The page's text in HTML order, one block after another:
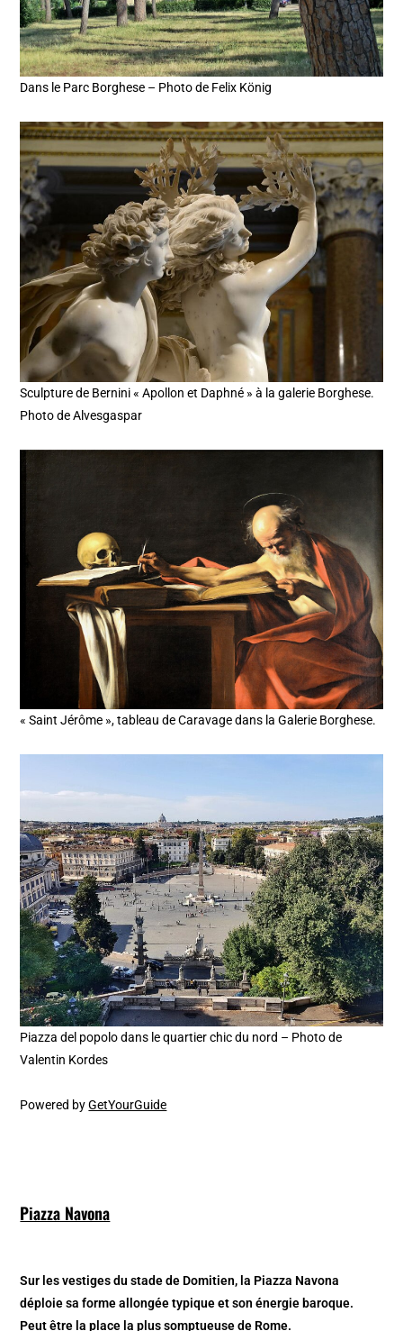
Dans le Parc Borghese – Photo de Felix König
Sculpture de Bernini « Apollon et Daphné » à la galerie Borghese.
Photo de Alvesgaspar
« Saint Jérôme », tableau de Caravage dans la Galerie Borghese.
Piazza del popolo dans le quartier chic du nord – Photo de
Valentin Kordes
Powered byGetYourGuide
Piazza Navona
Sur les vestiges du stade de Domitien, la Piazza Navona
déploie sa forme allongée typique et son énergie baroque.
Peut être la place la plus somptueuse de Rome.